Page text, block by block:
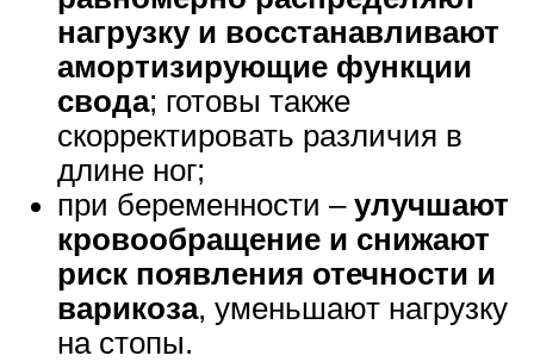
нагрузку и восстанавливают
амортизирующие функции
свода; готовы также
скорректировать различия в
длине ног;
при беременности – улучшают
кровообращение и снижают
риск появления отечности и
варикоза, уменьшают нагрузку
на стопы.